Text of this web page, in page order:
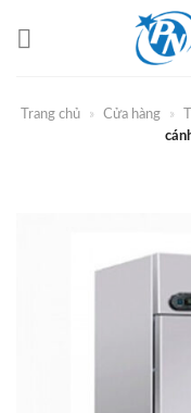
Trang chủ » Cửa hàng »